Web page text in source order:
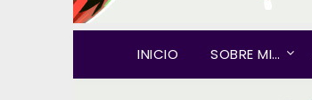
INICIO SOBRE MI…